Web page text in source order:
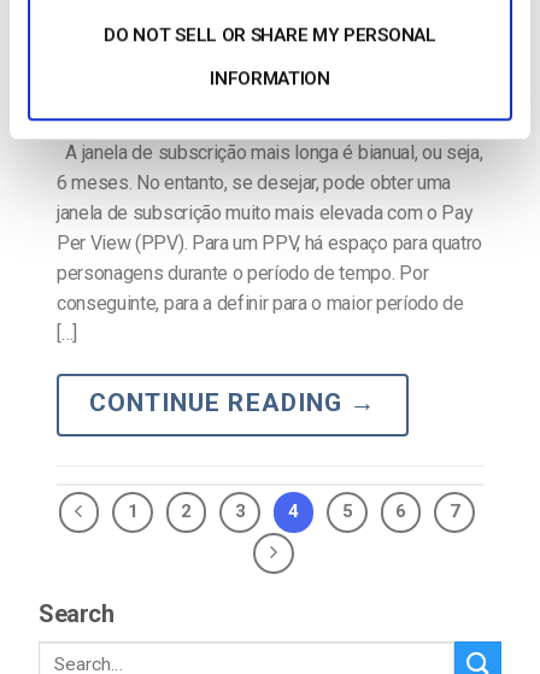
DO NOT SELL OR SHARE MY PERSONAL
INFORMATION
A janela de subscrição mais longa é bianual, ou seja,
6 meses. No entanto, se desejar, pode obter uma
janela de subscrição muito mais elevada com o Pay
Per View (PPV). Para um PPV, há espaço para quatro
personagens durante o período de tempo. Por
conseguinte, para a definir para o maior período de
[…]
CONTINUE READING →
1 2 3 4 5 6 7
Search